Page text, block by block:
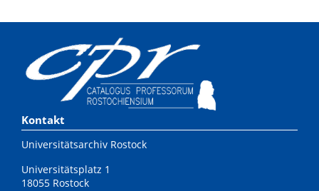
Kontakt
Universitätsarchiv Rostock
Universitätsplatz 1
18055 Rostock